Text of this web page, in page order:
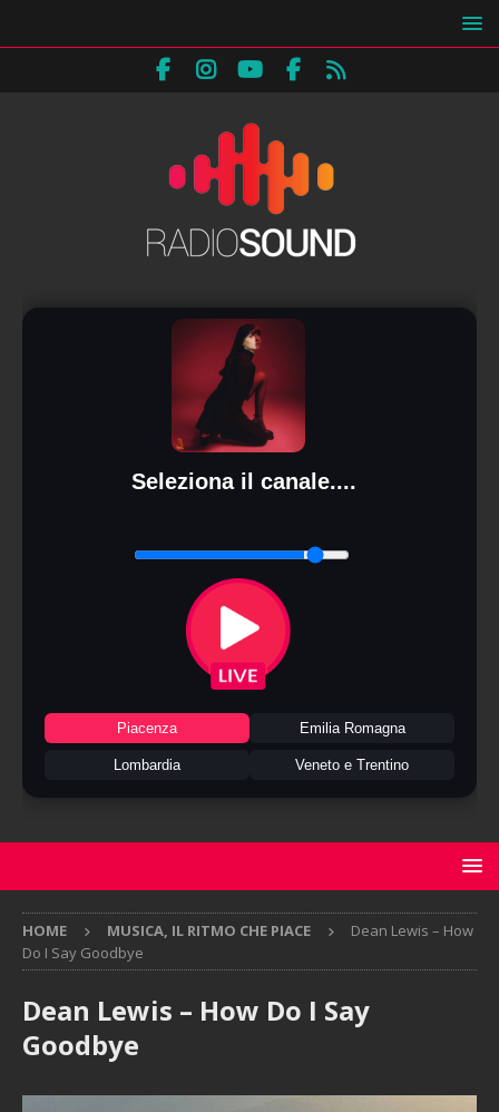
Seleziona il canale....
Piacenza Emilia Romagna
Lombardia Veneto e Trentino
HOME MUSICA, IL RITMO CHE PIACE
Dean Lewis – How
Do I Say Goodbye
Dean Lewis – How Do I Say
Goodbye